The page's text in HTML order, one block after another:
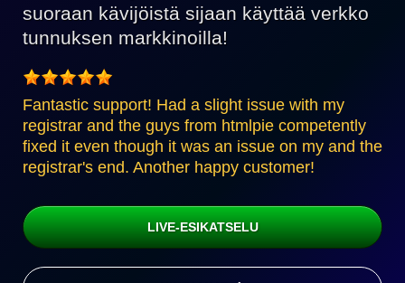
suoraan kävijöistä sijaan käyttää verkko
tunnuksen markkinoilla!
Fantastic support! Had a slight issue with my
registrar and the guys from htmlpie competently
fixed it even though it was an issue on my and the
registrar's end. Another happy customer!
LIVE-ESIKATSELU